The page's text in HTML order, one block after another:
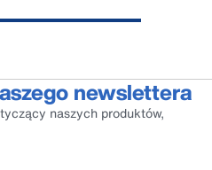
newslettera
naszych produktów,